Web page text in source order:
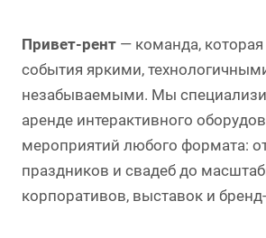
Привет-рент — команда,
события яркими,
незабываемыми. Мы
аренде интерактивного
мероприятий любого формата:
праздников и свадеб до
корпоративов, выставок и